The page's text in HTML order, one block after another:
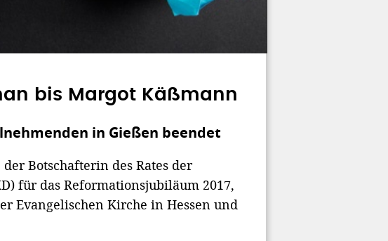
bis Margot Käßmann
in Gießen beendet
Botschafterin des Rates der
für das Reformationsjubiläum 2017,
Evangelischen Kirche in Hessen und